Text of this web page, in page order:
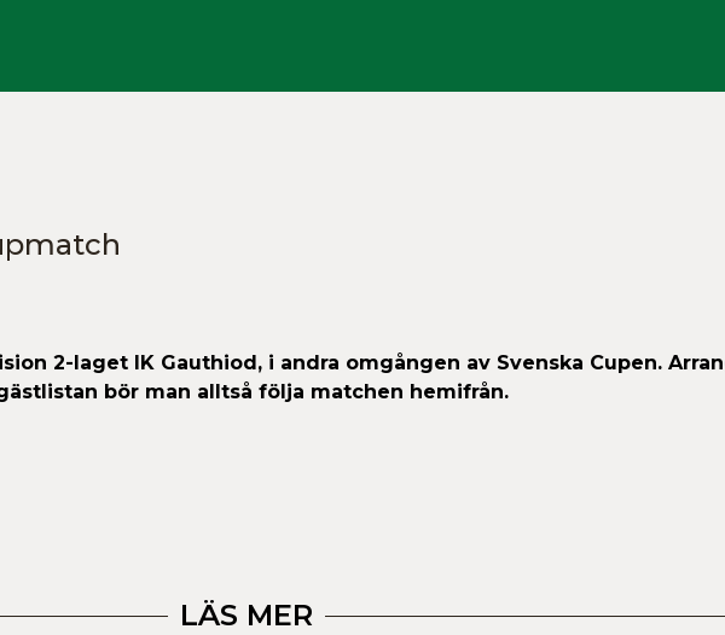
2-laget IK Gauthiod, i andra omgången av Svenska Cupen.
bör man alltså följa matchen hemifrån.
LÄS MER